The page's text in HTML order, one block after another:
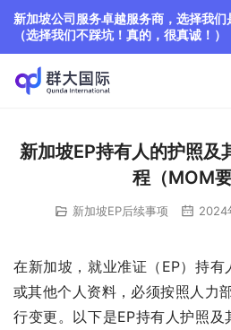
新加坡EP持有人的护照及
程（MOM要
新加坡EP后续事项 2024
在新加坡，就业准证（EP）持
或其他个人资料，必须按照人力
行变更。以下是EP持有人护照
新加坡公司服务卓越服务商，选择我们
（选择我们不踩坑！真的，很真诚！）